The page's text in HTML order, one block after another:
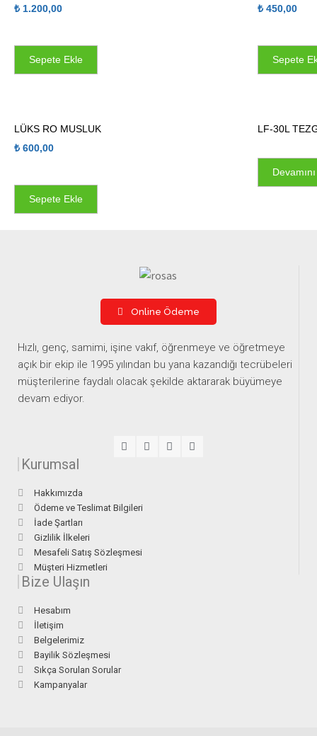
₺ 1.200,00
Sepete Ekle
₺ 450,00
Sepete
LÜKS RO MUSLUK
₺ 600,00
Sepete Ekle
LF-30L
Online Ödeme
Hızlı, genç, samimi, işine vakıf, öğrenmeye ve öğretmeye
açık bir ekip ile 1995 yılından bu yana kazandığı tecrübeleri
müşterilerine faydalı olacak şekilde aktararak büyümeye
devam ediyor.
Kurumsal
Hakkımızda
Ödeme ve Teslimat Bilgileri
İade Şartları
Gizlilik İlkeleri
Mesafeli Satış Sözleşmesi
Müşteri Hizmetleri
Bize Ulaşın
Hesabım
İletişim
Belgelerimiz
Bayilik Sözleşmesi
Sıkça Sorulan Sorular
Kampanyalar